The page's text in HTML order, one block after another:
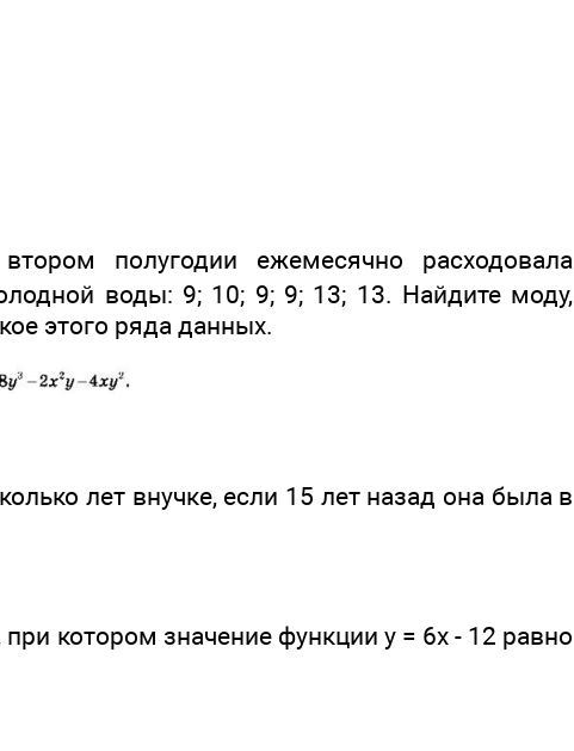
полугодии ежемесячно расходовала
воды: 9; 10; 9; 9; 13; 13. Найдите моду,
этого ряда данных.
лет внучке, если 15 лет назад она была в
котором значение функции у = 6x - 12 равно